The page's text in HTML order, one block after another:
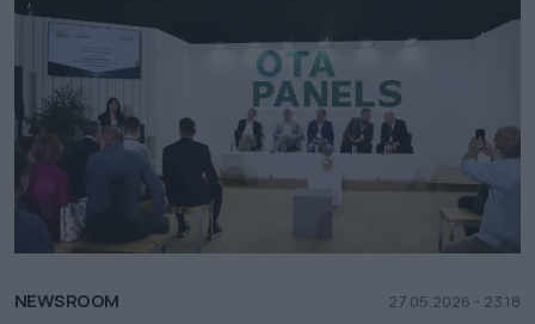
NEWSROOM 27.05.2026 - 23.18